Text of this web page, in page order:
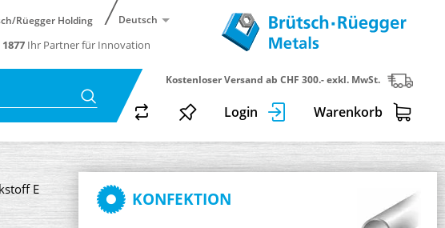
Rüegger Holding Deutsch
Ihr Partner für Innovation
Kostenloser Versand ab CHF 300.- exkl. MwSt.
Login Warenkorb
E
KONFEKTION